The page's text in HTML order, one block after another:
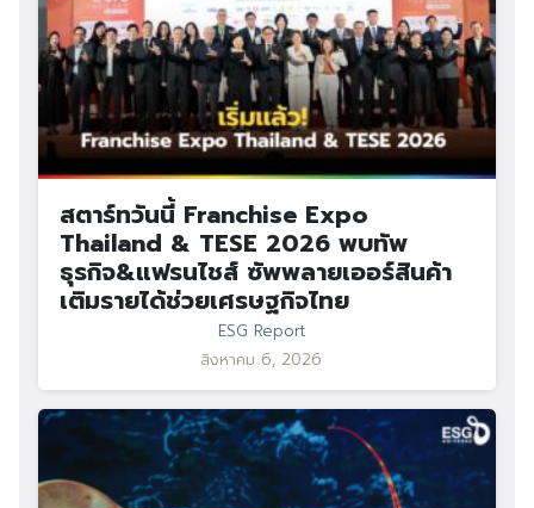
สตาร์ทวันนี้ Franchise Expo
Thailand & TESE 2026 พบทัพ
ธุรกิจ&แฟรนไชส์ ซัพพลายเออร์สินค้า
เติมรายได้ช่วยเศรษฐกิจไทย
ESG Report
สิงหาคม 6, 2026